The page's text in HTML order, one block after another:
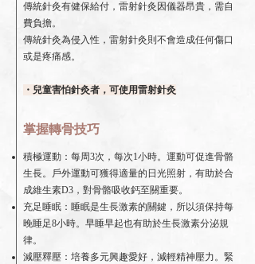
傳統針灸有健保給付，雷射針灸因儀器昂貴，需自
費負擔。
傳統針灸為侵入性，雷射針灸則不會造成任何傷口
或是疼痛感。
・兒童害怕針灸者，可使用雷射針灸
掌握轉骨技巧
積極運動：每周3次，每次1小時。運動可促進骨骼
生長。戶外運動可獲得適量的日光照射，有助於合
成維生素D3，對骨骼吸收鈣至關重要。
充足睡眠：睡眠是生長激素的關鍵，所以須保持每
晚睡足8小時。早睡早起也有助於生長激素分泌規
律。
減壓釋壓：培養多元興趣愛好，減輕精神壓力。緊